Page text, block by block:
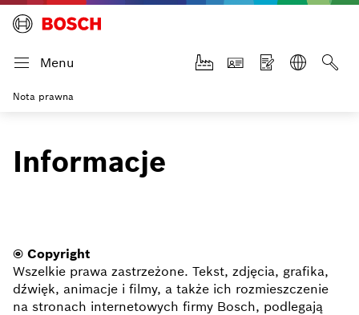
Menu
Nota prawna
Informacje
© Copyright
Wszelkie prawa zastrzeżone. Tekst, zdjęcia, grafika,
dźwięk, animacje i filmy, a także ich rozmieszczenie
na stronach internetowych firmy Bosch, podlegają